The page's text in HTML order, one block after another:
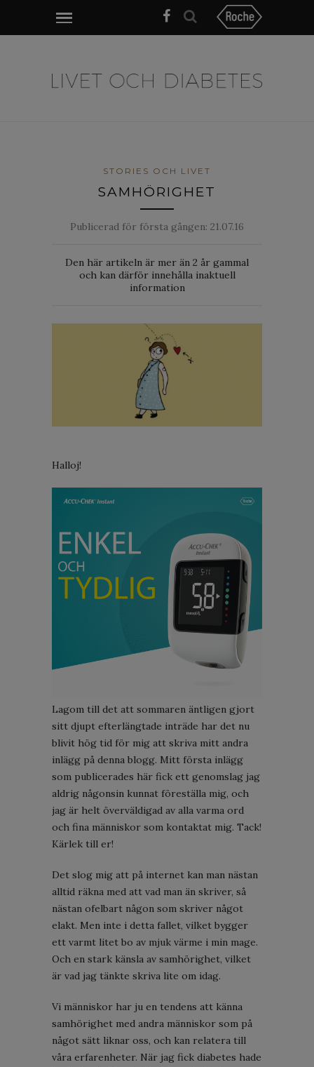
STORIES OCH LIVET
SAMHÖRIGHET
Publicerad för första gången: 21.07.16
Den här artikeln är mer än 2 år gammal
och kan därför innehålla inaktuell
information
Halloj!
Lagom till det att sommaren äntligen gjort
sitt djupt efterlängtade inträde har det nu
blivit hög tid för mig att skriva mitt andra
inlägg på denna blogg. Mitt första inlägg
som publicerades här fick ett genomslag jag
aldrig någonsin kunnat föreställa mig, och
jag är helt överväldigad av alla varma ord
och fina människor som kontaktat mig. Tack!
Kärlek till er!
Det slog mig att på internet kan man nästan
alltid räkna med att vad man än skriver, så
nästan ofelbart någon som skriver något
elakt. Men inte i detta fallet, vilket bygger
ett varmt litet bo av mjuk värme i min mage.
Och en stark känsla av samhörighet, vilket
är vad jag tänkte skriva lite om idag.
Vi människor har ju en tendens att känna
samhörighet med andra människor som på
något sätt liknar oss, och kan relatera till
våra erfarenheter. När jag fick diabetes hade